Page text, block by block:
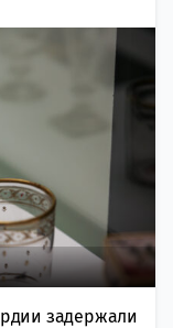
задержали